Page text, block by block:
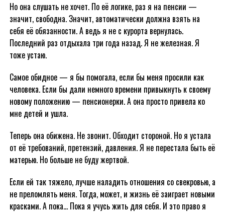
Но она слушать не хочет. По её логике, раз я на пенсии —
значит, свободна. Значит, автоматически должна взять на
себя её обязанности. А ведь я не с курорта вернулась.
Последний раз отдыхала три года назад. Я не железная. Я
тоже устаю.
Самое обидное — я бы помогала, если бы меня просили как
человека. Если бы дали немного времени привыкнуть к своему
новому положению — пенсионерки. А она просто привела ко
мне детей и ушла.
Теперь она обижена. Не звонит. Обходит стороной. Но я устала
от её требований, претензий, давления. Я не перестала быть её
матерью. Но больше не буду жертвой.
Если ей так тяжело, лучше наладить отношения со свекровью, а
не преломлять меня. Тогда, может, и жизнь её заиграет новыми
красками. А пока… Пока я учусь жить для себя. И это право я